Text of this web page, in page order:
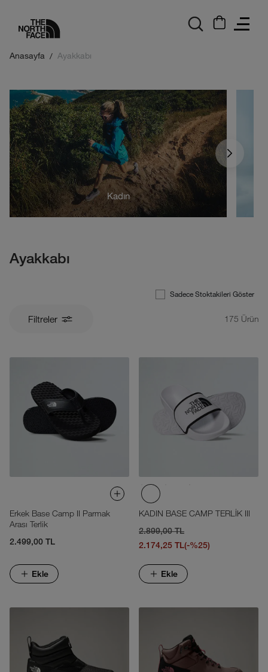
Anasayfa Ayakkabı
Kadın
Ayakkabı
Sadece Stoktakileri Göster
Filtreler 175 Ürün
Erkek Base Camp II Parmak
Arası Terlik
2.499,00 TL
Ekle
KADIN BASE CAMP TERLİK III
2.899,00 TL
2.174,25 TL(-%25)
Ekle